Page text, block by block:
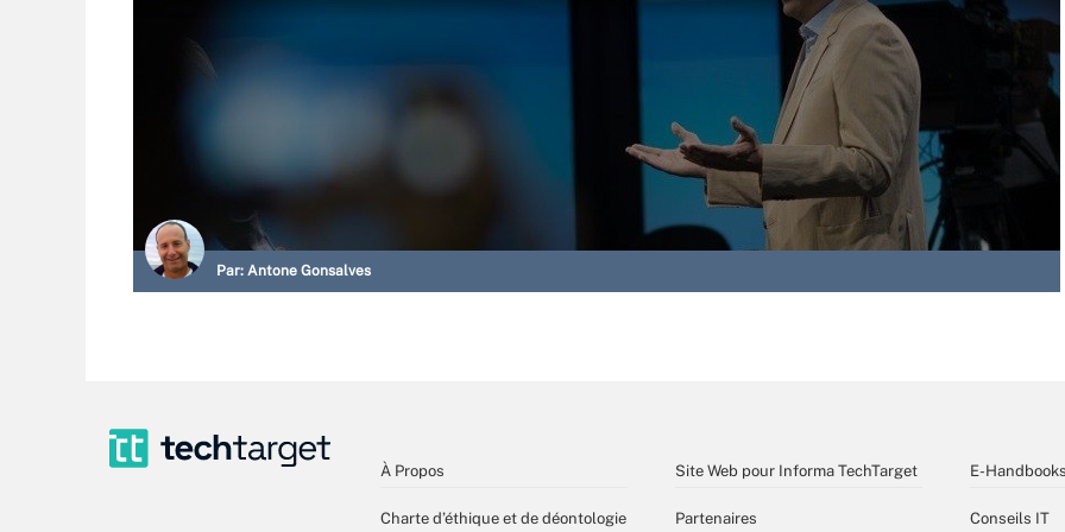
Par: Antone Gonsalves
À Propos
Charte d’éthique et de déontologie
Site Web pour Informa TechTarget
Partenaires
E-
Conseils IT